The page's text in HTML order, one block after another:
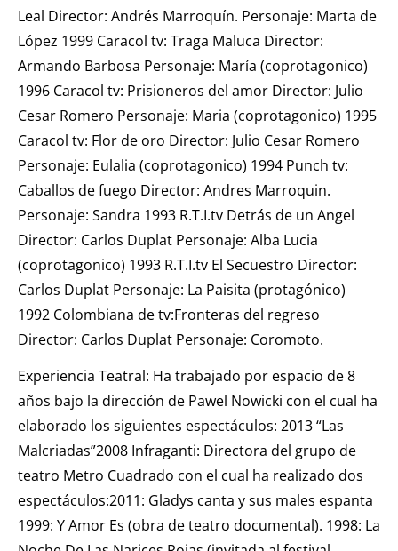
Leal Director: Andrés Marroquín. Personaje: Marta de
López 1999 Caracol tv: Traga Maluca Director:
Armando Barbosa Personaje: María (coprotagonico)
1996 Caracol tv: Prisioneros del amor Director: Julio
Cesar Romero Personaje: Maria (coprotagonico) 1995
Caracol tv: Flor de oro Director: Julio Cesar Romero
Personaje: Eulalia (coprotagonico) 1994 Punch tv:
Caballos de fuego Director: Andres Marroquin.
Personaje: Sandra 1993 R.T.I.tv Detrás de un Angel
Director: Carlos Duplat Personaje: Alba Lucia
(coprotagonico) 1993 R.T.I.tv El Secuestro Director:
Carlos Duplat Personaje: La Paisita (protagónico)
1992 Colombiana de tv:Fronteras del regreso
Director: Carlos Duplat Personaje: Coromoto.
Experiencia Teatral: Ha trabajado por espacio de 8
años bajo la dirección de Pawel Nowicki con el cual ha
elaborado los siguientes espectáculos: 2013 “Las
Malcriadas”2008 Infraganti: Directora del grupo de
teatro Metro Cuadrado con el cual ha realizado dos
espectáculos:2011: Gladys canta y sus males espanta
1999: Y Amor Es (obra de teatro documental). 1998: La